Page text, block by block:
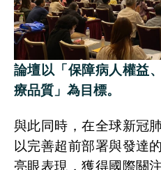
論壇 以「保障病人權益
療品質」為目標。
與此同時，在全球新冠
以完善超前部署與發達
亮眼表現，獲得國際關